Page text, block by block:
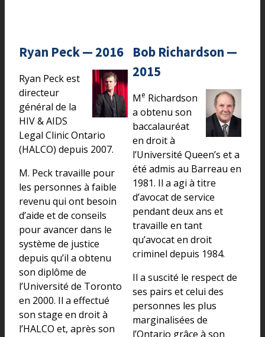
Ryan Peck — 2016
Ryan Peck est
directeur
général de la
HIV & AIDS
Legal Clinic Ontario
(HALCO) depuis 2007.
M. Peck travaille pour
les personnes à faible
revenu qui ont besoin
d’aide et de conseils
pour avancer dans le
système de justice
depuis qu’il a obtenu
son diplôme de
l’Université de Toronto
en 2000. Il a effectué
son stage en droit à
l’HALCO et, après son
Bob Richardson —
2015
Me Richardson
a obtenu son
baccalauréat
en droit à
l’Université Queen’s et a
été admis au Barreau en
1981. Il a agi à titre
d’avocat de service
pendant deux ans et
travaille en tant
qu’avocat en droit
criminel depuis 1984.
Il a suscité le respect de
ses pairs et celui des
personnes les plus
marginalisées de
l’Ontario grâce à son